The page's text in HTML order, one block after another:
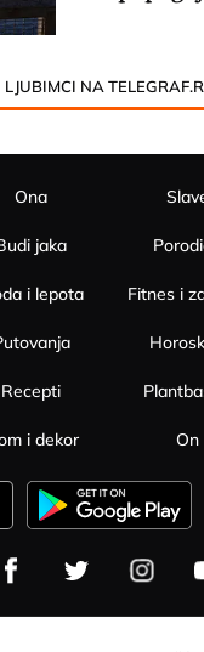
LJUBIMCI NA
Ona
jaka
i lepota Fitnes i
Recepti
i dekor On